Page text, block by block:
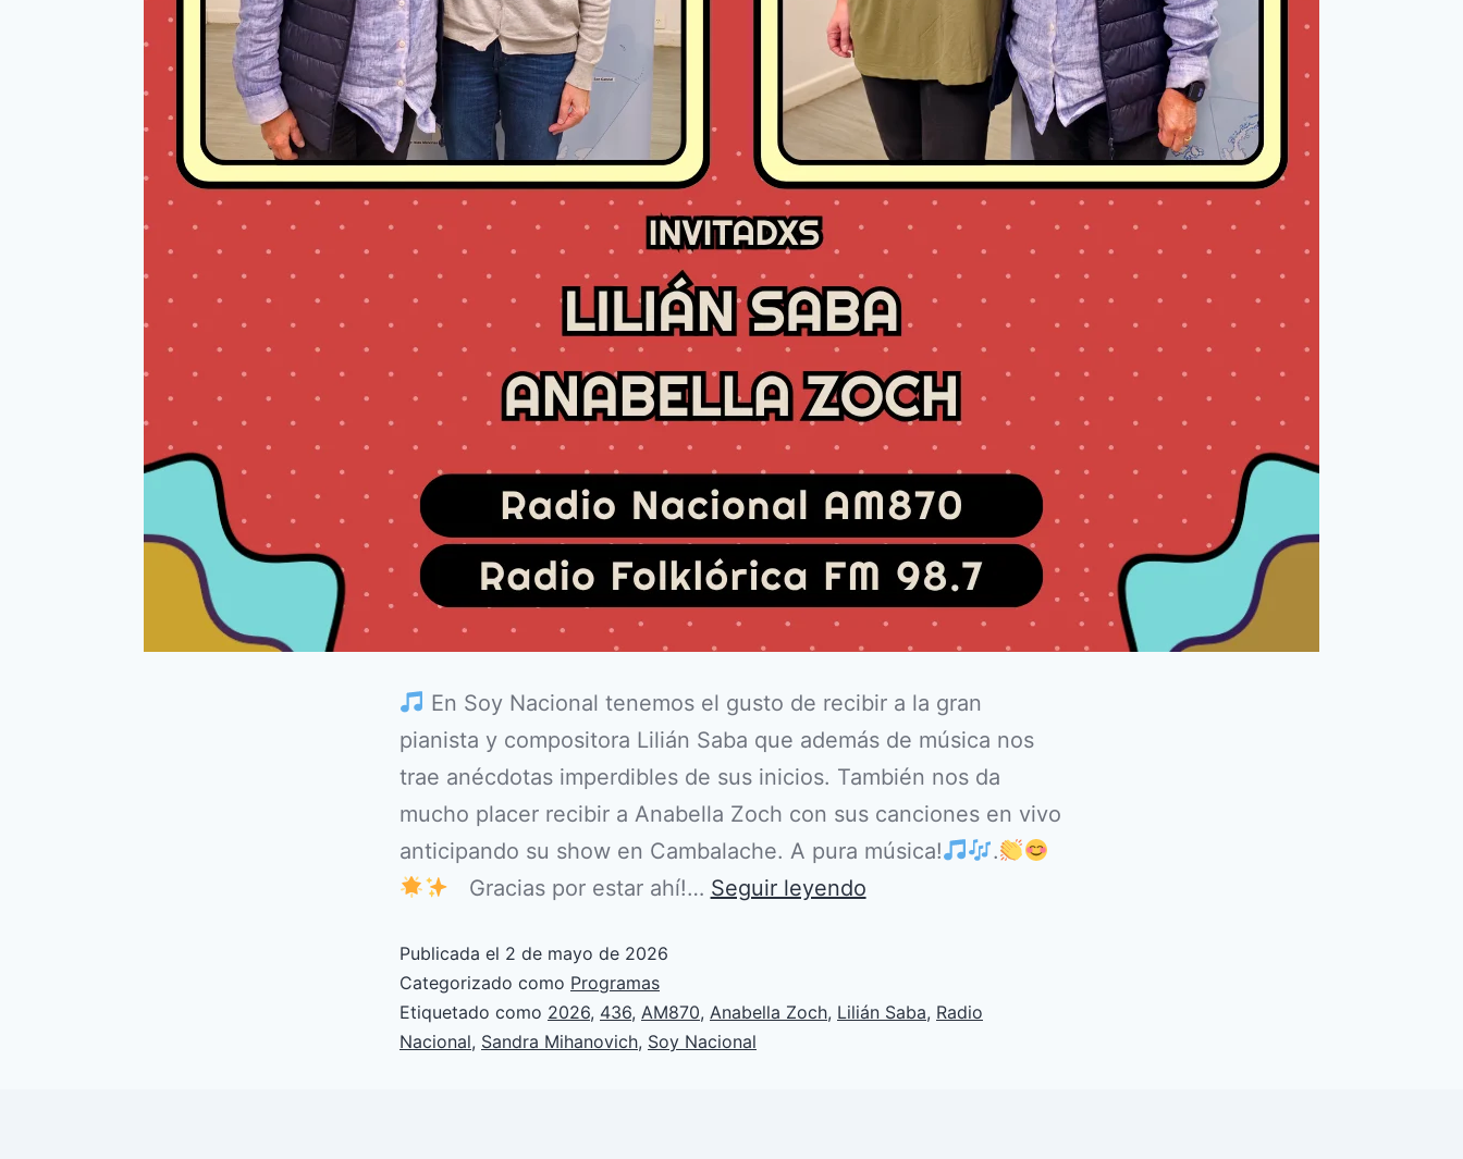
En Soy Nacional tenemos el gusto de recibir a la gran
pianista y compositora Lilián Saba que además de música nos
trae anécdotas imperdibles de sus inicios. También nos da
mucho placer recibir a Anabella Zoch con sus canciones en vivo
anticipando su show en Cambalache. A pura música!
.
Gracias por estar ahí!… Seguir leyendo
Publicada el 2 de mayo de 2026
Categorizado como Programas
Etiquetado como 2026, 436, AM870, Anabella Zoch, Lilián Saba, Radio
Nacional, Sandra Mihanovich, Soy Nacional